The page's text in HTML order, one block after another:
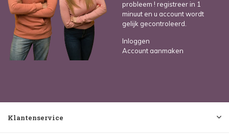
probleem ! registreer in 1
minuut en u account wordt
gelijk gecontroleerd.
Inloggen
Account aanmaken
Klantenservice